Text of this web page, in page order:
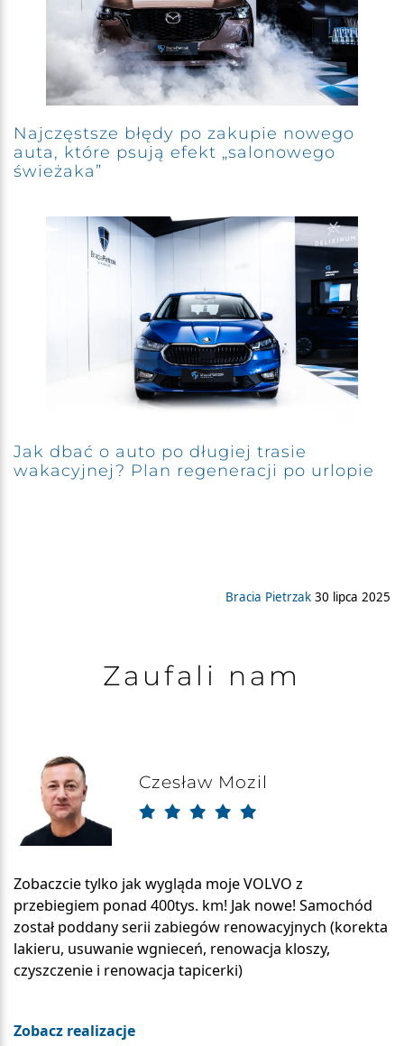
Najczęstsze błędy po zakupie nowego
auta, które psują efekt „salonowego
świeżaka”
Jak dbać o auto po długiej trasie
wakacyjnej? Plan regeneracji po urlopie
Bracia Pietrzak 30 lipca 2025
Zaufali nam
Czesław Mozil
Zobaczcie tylko jak wygląda moje VOLVO z
przebiegiem ponad 400tys. km! Jak nowe! Samochód
został poddany serii zabiegów renowacyjnych (korekta
lakieru, usuwanie wgnieceń, renowacja kloszy,
czyszczenie i renowacja tapicerki)
Zobacz realizacje